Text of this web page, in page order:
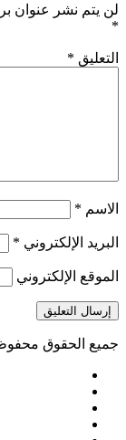
لن يتم نشر عنوان
*
التعليق *
الاسم *
البريد الإلكتروني *
الموقع الإلكتروني
جميع الحقوق